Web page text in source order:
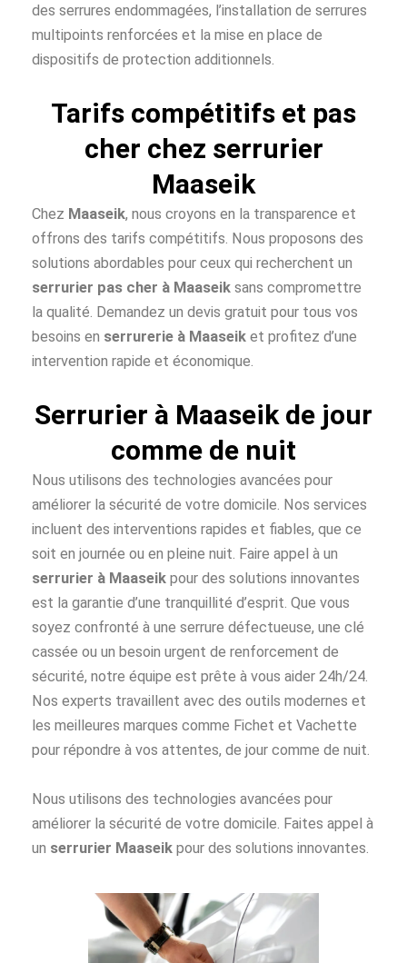
des serrures endommagées, l’installation de serrures
multipoints renforcées et la mise en place de
dispositifs de protection additionnels.
Tarifs compétitifs et pas
cher chez serrurier
Maaseik
Chez Maaseik, nous croyons en la transparence et
offrons des tarifs compétitifs. Nous proposons des
solutions abordables pour ceux qui recherchent un
serrurier pas cher à Maaseik sans compromettre
la qualité. Demandez un devis gratuit pour tous vos
besoins en serrurerie à Maaseik et profitez d’une
intervention rapide et économique.
Serrurier à Maaseik de jour
comme de nuit
Nous utilisons des technologies avancées pour
améliorer la sécurité de votre domicile. Nos services
incluent des interventions rapides et fiables, que ce
soit en journée ou en pleine nuit. Faire appel à un
serrurier à Maaseik pour des solutions innovantes
est la garantie d’une tranquillité d’esprit. Que vous
soyez confronté à une serrure défectueuse, une clé
cassée ou un besoin urgent de renforcement de
sécurité, notre équipe est prête à vous aider 24h/24.
Nos experts travaillent avec des outils modernes et
les meilleures marques comme Fichet et Vachette
pour répondre à vos attentes, de jour comme de nuit.
Nous utilisons des technologies avancées pour
améliorer la sécurité de votre domicile. Faites appel à
un serrurier Maaseik pour des solutions innovantes.